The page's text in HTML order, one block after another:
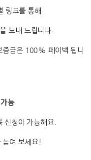
링크를 통해
보내 드립니다.
증금은 100% 페이백 됩니
능
신청이 가능해요.
높여 보세요!